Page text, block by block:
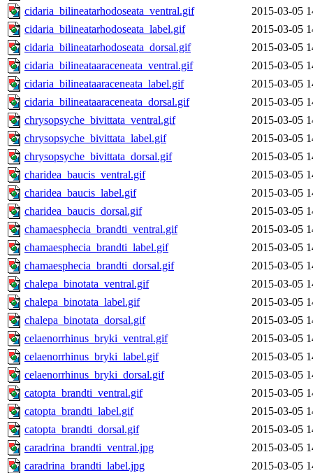
cidaria_bilineatarhodoseata_ventral.gif
2015-03-05
cidaria_bilineatarhodoseata_label.gif
2015-03-05
cidaria_bilineatarhodoseata_dorsal.gif
2015-03-05
cidaria_bilineataaraceneata_ventral.gif
2015-03-05
cidaria_bilineataaraceneata_label.gif
2015-03-05
cidaria_bilineataaraceneata_dorsal.gif
2015-03-05
chrysopsyche_bivittata_ventral.gif
2015-03-05
chrysopsyche_bivittata_label.gif
2015-03-05
chrysopsyche_bivittata_dorsal.gif
2015-03-05
charidea_baucis_ventral.gif
2015-03-05
charidea_baucis_label.gif
2015-03-05
charidea_baucis_dorsal.gif
2015-03-05
chamaesphecia_brandti_ventral.gif
2015-03-05
chamaesphecia_brandti_label.gif
2015-03-05
chamaesphecia_brandti_dorsal.gif
2015-03-05
chalepa_binotata_ventral.gif
2015-03-05
chalepa_binotata_label.gif
2015-03-05
chalepa_binotata_dorsal.gif
2015-03-05
celaenorrhinus_bryki_ventral.gif
2015-03-05
celaenorrhinus_bryki_label.gif
2015-03-05
celaenorrhinus_bryki_dorsal.gif
2015-03-05
catopta_brandti_ventral.gif
2015-03-05
catopta_brandti_label.gif
2015-03-05
catopta_brandti_dorsal.gif
2015-03-05
caradrina_brandti_ventral.jpg
2015-03-05
caradrina_brandti_label.jpg
2015-03-05